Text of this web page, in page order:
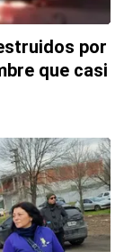
por
que casi